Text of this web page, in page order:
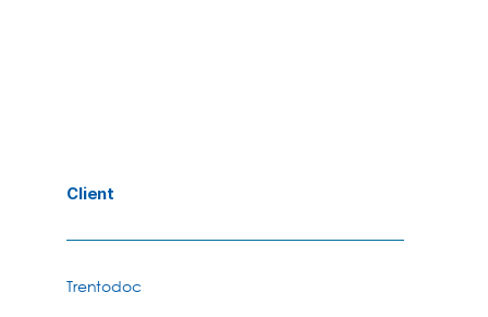
Client
Trentodoc